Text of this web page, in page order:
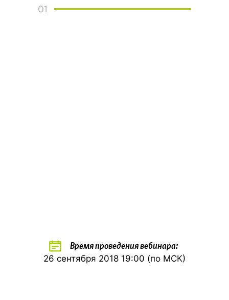
01
Время проведения вебинара:
26 сентября 2018 19:00 (по МСК)